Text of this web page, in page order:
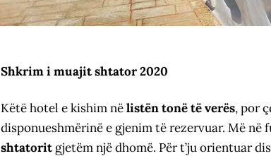
Shkrim i muajit shtator 2020
Këtë hotel e kishim nëlistën tonë të verës, por
disponueshmërinë e gjenim të rezervuar. Më në
shtatorit gjetëm një dhomë. Për t’ju orientuar